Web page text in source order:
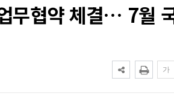
무협약 체결… 7월